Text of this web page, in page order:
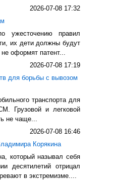
2026-07-08 17:32
ужесточению правил
их дети должны будут
оформят патент...
2026-07-08 17:19
для борьбы с вывозом
транспорта для
Грузовой и легковой
не чаще...
2026-07-08 16:46
Корякина
который называл себя
десятилетий отрицал
в экстремизме....